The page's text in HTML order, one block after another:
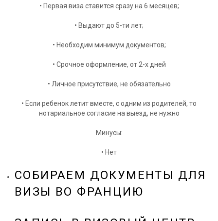
• Первая виза ставится сразу на 6 месяцев;
• Выдают до 5-ти лет;
• Необходим минимум документов;
• Срочное оформление, от 2-х дней
• Личное присутствие, не обязательно
• Если ребенок летит вместе, с одним из родителей, то
нотариальное согласие на выезд, не нужно
Минусы:
• Нет
СОБИРАЕМ ДОКУМЕНТЫ ДЛЯ
ВИЗЫ ВО ФРАНЦИЮ